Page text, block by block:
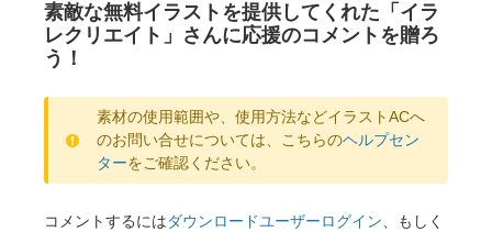
素敵な無料イラストを提供してくれた「イラ
レクリエイト」さんに応援のコメントを贈ろ
う！
素材の使用範囲や、使用方法などイラストACへ
のお問い合せについては、こちらのヘルプセン
ターをご確認ください。
コメントするにはダウンロードユーザーログイン、もしく